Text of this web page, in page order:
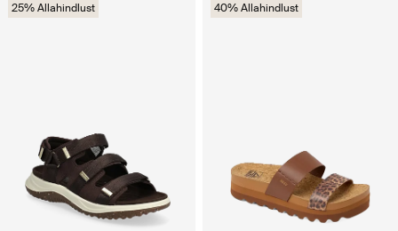
25% Allahindlust 40% Allahindlust